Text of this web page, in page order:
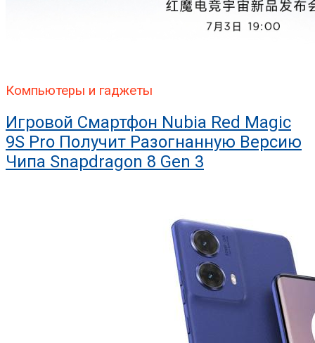
Компьютеры и гаджеты
Игровой Смартфон Nubia Red Magic
9S Pro Получит Разогнанную Версию
Чипа Snapdragon 8 Gen 3